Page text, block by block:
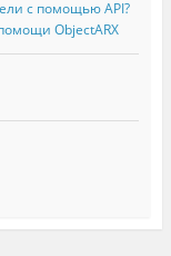
с помощью API?
ObjectARX